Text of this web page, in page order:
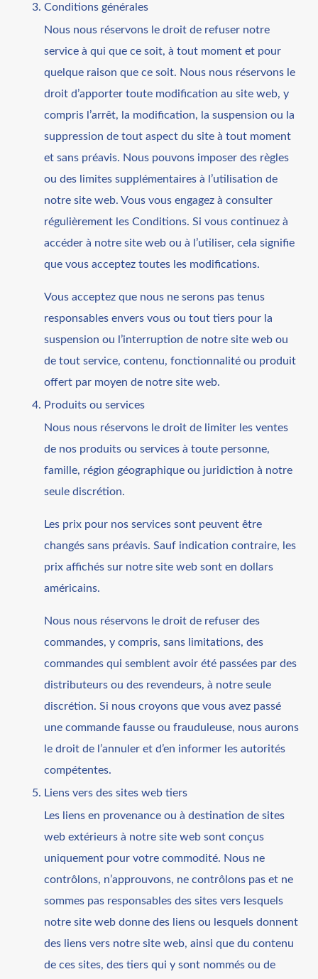
Conditions générales
Nous nous réservons le droit de refuser notre
service à qui que ce soit, à tout moment et pour
quelque raison que ce soit. Nous nous réservons le
droit d’apporter toute modification au site web, y
compris l’arrêt, la modification, la suspension ou la
suppression de tout aspect du site à tout moment
et sans préavis. Nous pouvons imposer des règles
ou des limites supplémentaires à l’utilisation de
notre site web. Vous vous engagez à consulter
régulièrement les Conditions. Si vous continuez à
accéder à notre site web ou à l’utiliser, cela signifie
que vous acceptez toutes les modifications.
Vous acceptez que nous ne serons pas tenus
responsables envers vous ou tout tiers pour la
suspension ou l’interruption de notre site web ou
de tout service, contenu, fonctionnalité ou produit
offert par moyen de notre site web.
Produits ou services
Nous nous réservons le droit de limiter les ventes
de nos produits ou services à toute personne,
famille, région géographique ou juridiction à notre
seule discrétion.
Les prix pour nos services sont peuvent être
changés sans préavis. Sauf indication contraire, les
prix affichés sur notre site web sont en dollars
américains.
Nous nous réservons le droit de refuser des
commandes, y compris, sans limitations, des
commandes qui semblent avoir été passées par des
distributeurs ou des revendeurs, à notre seule
discrétion. Si nous croyons que vous avez passé
une commande fausse ou frauduleuse, nous aurons
le droit de l’annuler et d’en informer les autorités
compétentes.
Liens vers des sites web tiers
Les liens en provenance ou à destination de sites
web extérieurs à notre site web sont conçus
uniquement pour votre commodité. Nous ne
contrôlons, n’approuvons, ne contrôlons pas et ne
sommes pas responsables des sites vers lesquels
notre site web donne des liens ou lesquels donnent
des liens vers notre site web, ainsi que du contenu
de ces sites, des tiers qui y sont nommés ou de